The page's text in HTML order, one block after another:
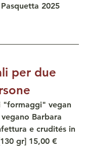
2025
per due
"formaggi" vegan
Barbara
e crudités in
gr] 15,00 €